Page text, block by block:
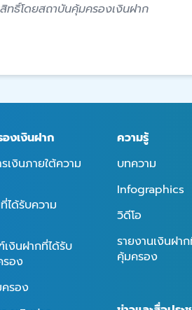
ทธิ์โดยสถาบันคุ้มครองเงินฝาก
งเงินฝาก
เงินภายใต้ความ
ได้รับความ
งินฝากที่ได้รับ
รอง
รอง
ความรู้
บทความ
Infographics
วิดีโอ
รายงานเงินฝา
คุ้มครอง